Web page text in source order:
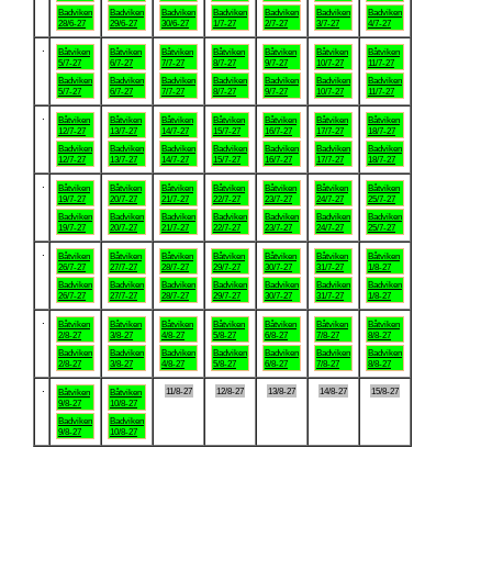
Badviken
28/6-27
Badviken
29/6-27
Badviken
30/6-27
Badviken
1/7-27
Badviken
2/7-27
Badviken
3/7-27
Badviken
4/7-27
Båtviken
5/7-27
Badviken
5/7-27
Båtviken
6/7-27
Badviken
6/7-27
Båtviken
7/7-27
Badviken
7/7-27
Båtviken
8/7-27
Badviken
8/7-27
Båtviken
9/7-27
Badviken
9/7-27
Båtviken
10/7-27
Badviken
10/7-27
Båtviken
11/7-27
Badviken
11/7-27
Båtviken
12/7-27
Badviken
12/7-27
Båtviken
13/7-27
Badviken
13/7-27
Båtviken
14/7-27
Badviken
14/7-27
Båtviken
15/7-27
Badviken
15/7-27
Båtviken
16/7-27
Badviken
16/7-27
Båtviken
17/7-27
Badviken
17/7-27
Båtviken
18/7-27
Badviken
18/7-27
Båtviken
19/7-27
Badviken
19/7-27
Båtviken
20/7-27
Badviken
20/7-27
Båtviken
21/7-27
Badviken
21/7-27
Båtviken
22/7-27
Badviken
22/7-27
Båtviken
23/7-27
Badviken
23/7-27
Båtviken
24/7-27
Badviken
24/7-27
Båtviken
25/7-27
Badviken
25/7-27
Båtviken
26/7-27
Badviken
26/7-27
Båtviken
27/7-27
Badviken
27/7-27
Båtviken
28/7-27
Badviken
28/7-27
Båtviken
29/7-27
Badviken
29/7-27
Båtviken
30/7-27
Badviken
30/7-27
Båtviken
31/7-27
Badviken
31/7-27
Båtviken
1/8-27
Badviken
1/8-27
Båtviken
2/8-27
Badviken
2/8-27
Båtviken
3/8-27
Badviken
3/8-27
Båtviken
4/8-27
Badviken
4/8-27
Båtviken
5/8-27
Badviken
5/8-27
Båtviken
6/8-27
Badviken
6/8-27
Båtviken
7/8-27
Badviken
7/8-27
Båtviken
8/8-27
Badviken
8/8-27
Båtviken
9/8-27
Badviken
9/8-27
Båtviken
10/8-27
Badviken
10/8-27
11/8-27 12/8-27 13/8-27 14/8-27 15/8-27